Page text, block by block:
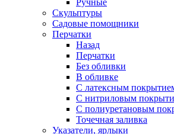
Ручные
Скульптуры
Садовые помощники
Перчатки
Назад
Перчатки
Без обливки
В обливке
С латексным
С нитриловым
С полиуретановым
Точечная заливка
Указатели, ярлыки